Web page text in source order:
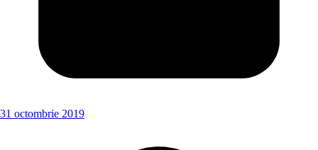
31 octombrie 2019